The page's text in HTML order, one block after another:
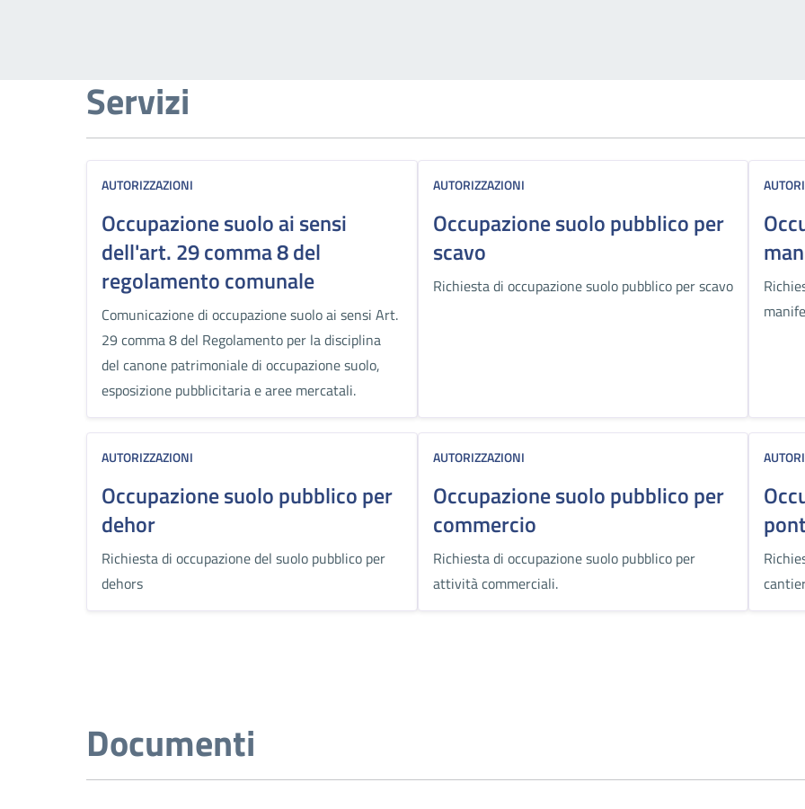
Servizi
AUTORIZZAZIONI
Occupazione suolo ai sensi
dell'art. 29 comma 8 del
regolamento comunale
Comunicazione di occupazione suolo ai sensi Art.
29 comma 8 del Regolamento per la disciplina
del canone patrimoniale di occupazione suolo,
esposizione pubblicitaria e aree mercatali.
AUTORIZZAZIONI
Occupazione suolo pubblico per
scavo
Richiesta di occupazione suolo pubblico per scavo
AUTORIZZAZIONI
Occupazione suolo pubblico per
dehor
Richiesta di occupazione del suolo pubblico per
dehors
AUTORIZZAZIONI
Occupazione suolo pubblico per
commercio
Richiesta di occupazione suolo pubblico per
attività commerciali.
Documenti